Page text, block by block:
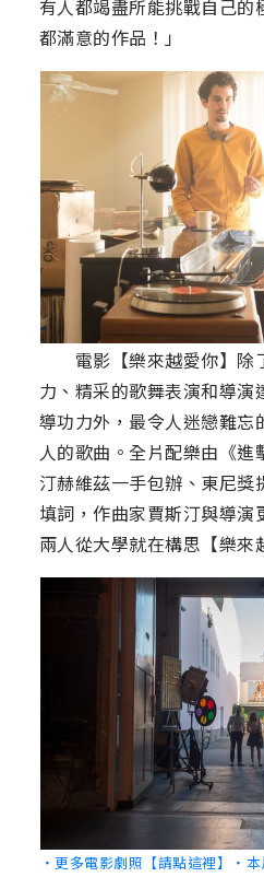
有人都竭盡所能挑戰自己的
都滿意的作品！」
電影【樂來越愛你】除
力、精采的歌舞表演和導演
導功力外，最令人迷戀難忘
人的歌曲。全片配樂由《進
汀赫維茲一手包辦、東尼獎
填詞，作曲家賈斯汀與導演
兩人從大學就在構思【樂來
‧更多電影劇照【請點這裡】 ‧本